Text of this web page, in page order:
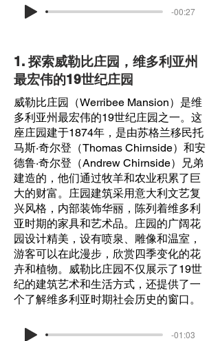
-00:27
1. 探索威勒比庄园，维多利亚州
最宏伟的19世纪庄园
威勒比庄园（Werribee Mansion）是维
多利亚州最宏伟的19世纪庄园之一。这
座庄园建于1874年，是由苏格兰移民托
马斯·奇尔登（Thomas Chirnside）和安
德鲁·奇尔登（Andrew Chirnside）兄弟
建造的，他们通过牧羊和农业积累了巨
大的财富。庄园建筑采用意大利文艺复
兴风格，内部装饰华丽，陈列着维多利
亚时期的家具和艺术品。庄园的广阔花
园设计精美，设有喷泉、雕像和温室，
游客可以在此漫步，欣赏四季变化的花
卉和植物。威勒比庄园不仅展示了19世
纪的建筑艺术和生活方式，还提供了一
个了解维多利亚时期社会历史的窗口。
-01:03